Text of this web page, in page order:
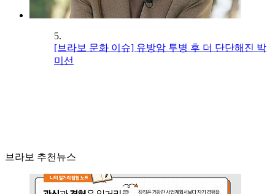
5.
[브라보 문화 이슈] 유방암 투병 후 더 단단해진 박
미선
브라보 추천뉴스